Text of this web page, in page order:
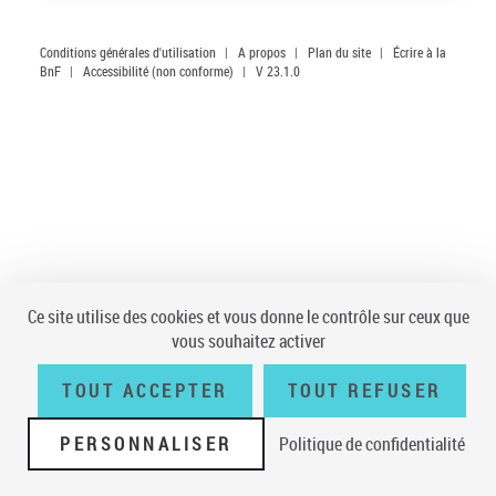
Conditions générales d'utilisation | A propos | Plan du site |
Écrire à la
BnF | Accessibilité (non conforme) | V 23.1.0
Ce site utilise des cookies et vous donne le contrôle sur ceux que
vous souhaitez activer
TOUT ACCEPTER TOUT REFUSER
PERSONNALISER Politique de confidentialité